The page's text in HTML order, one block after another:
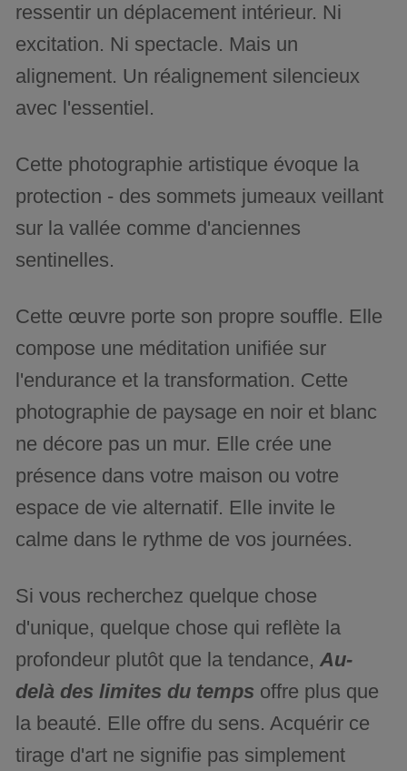
ressentir un déplacement intérieur. Ni
excitation. Ni spectacle. Mais un
alignement. Un réalignement silencieux
avec l'essentiel.
Cette photographie artistique évoque la
protection - des sommets jumeaux veillant
sur la vallée comme d'anciennes
sentinelles.
Cette œuvre porte son propre souffle. Elle
compose une méditation unifiée sur
l'endurance et la transformation. Cette
photographie de paysage en noir et blanc
ne décore pas un mur. Elle crée une
présence dans votre maison ou votre
espace de vie alternatif. Elle invite le
calme dans le rythme de vos journées.
Si vous recherchez quelque chose
d'unique, quelque chose qui reflète la
profondeur plutôt que la tendance,Au-
delà des limites du temps offre plus que
la beauté. Elle offre du sens. Acquérir ce
tirage d'art ne signifie pas simplement